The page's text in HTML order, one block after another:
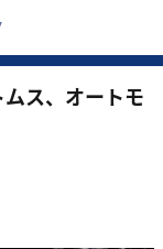
ス、オートモ